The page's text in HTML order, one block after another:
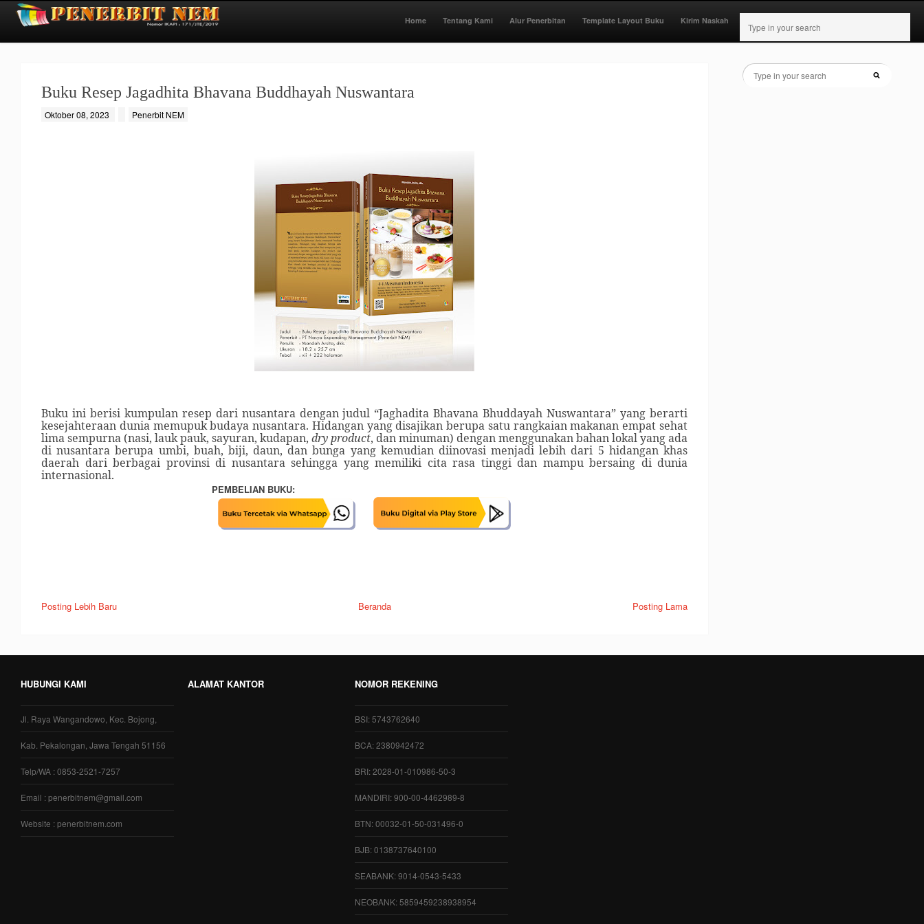
Home Tentang Kami Alur Penerbitan Template Layout Buku Kirim Naskah
Buku Resep Jagadhita Bhavana Buddhayah Nuswantara
Oktober 08, 2023 Penerbit NEM
Buku ini berisi kumpulan resep dari nusantara dengan judul “Jaghadita Bhavana Bhuddayah Nuswantara” yang berarti
kesejahteraan dunia memupuk budaya nusantara. Hidangan yang disajikan berupa satu rangkaian makanan empat sehat
lima sempurna (nasi, lauk pauk, sayuran, kudapan, dry product, dan minuman) dengan menggunakan bahan lokal yang ada
di nusantara berupa umbi, buah, biji, daun, dan bunga yang kemudian diinovasi menjadi lebih dari 5 hidangan khas
daerah dari berbagai provinsi di nusantara sehingga yang memiliki cita rasa tinggi dan mampu bersaing di dunia
internasional.
PEMBELIAN BUKU:
Posting Lebih Baru Beranda Posting Lama
HUBUNGI KAMI
Jl. Raya Wangandowo, Kec. Bojong,
Kab. Pekalongan, Jawa Tengah 51156
Telp/WA : 0853-2521-7257
Email : penerbitnem@gmail.com
Website : penerbitnem.com
ALAMAT KANTOR NOMOR REKENING
BSI: 5743762640
BCA: 2380942472
BRI: 2028-01-010986-50-3
MANDIRI: 900-00-4462989-8
BTN: 00032-01-50-031496-0
BJB: 0138737640100
SEABANK: 9014-0543-5433
NEOBANK: 5859459238938954